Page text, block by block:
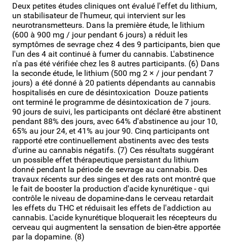
Deux petites études cliniques ont évalué l'effet du lithium,
un stabilisateur de l'humeur, qui intervient sur les
neurotransmetteurs. Dans la première étude, le lithium
(600 à 900 mg / jour pendant 6 jours) a réduit les
symptômes de sevrage chez 4 des 9 participants, bien que
l'un des 4 ait continué à fumer du cannabis. L'abstinence
n'a pas été vérifiée chez les 8 autres participants. (6) Dans
la seconde étude, le lithium (500 mg 2 × / jour pendant 7
jours) a été donné à 20 patients dépendants au cannabis
hospitalisés en cure de désintoxication Douze patients
ont terminé le programme de désintoxication de 7 jours.
90 jours de suivi, les participants ont déclaré être abstinent
pendant 88% des jours, avec 64% d'abstinence au jour 10,
65% au jour 24, et 41% au jour 90. Cinq participants ont
rapporté etre continuellement abstinents avec des tests
d'urine au cannabis négatifs. (7) Ces résultats suggérant
un possible effet thérapeutique persistant du lithium
donné pendant la période de sevrage au cannabis. Des
travaux récents sur des singes et des rats ont montré que
le fait de booster la production d'acide kynurétique - qui
contrôle le niveau de dopamine-dans le cerveau retardait
les effets du THC et réduisait les effets de l'addiction au
cannabis. L'acide kynurétique bloquerait les récepteurs du
cerveau qui augmentent la sensation de bien-être apportée
par la dopamine. (8)